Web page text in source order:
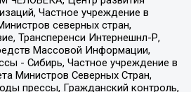
Частное учреждение в
северных стран,
Трансперенси Интернешнл-Р,
Массовой Информации,
- Сибирь, Частное учреждение в
Министров Северных Стран,
прессы, Гражданский контроль,